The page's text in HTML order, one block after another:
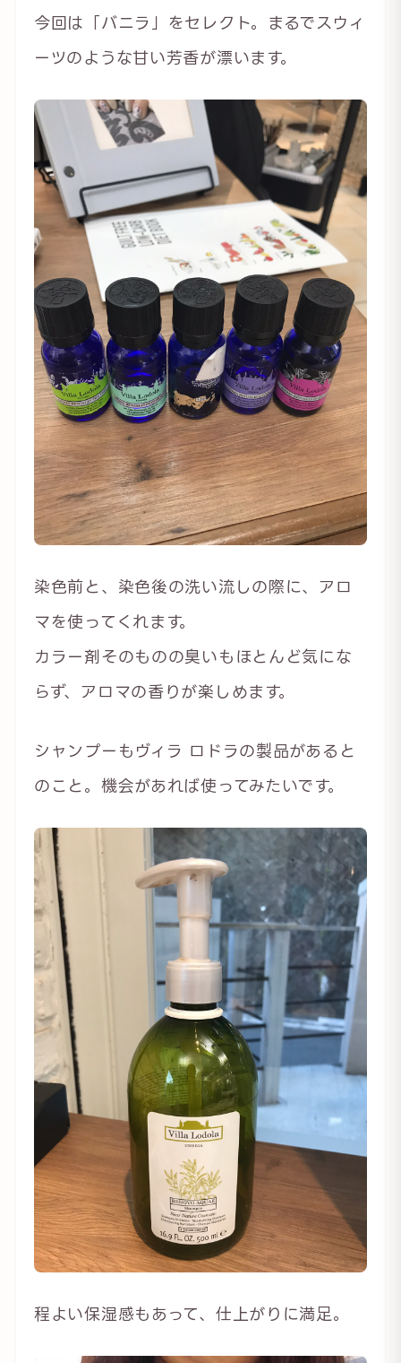
今回は「バニラ」をセレクト。まるでスウィ
ーツのような甘い芳香が漂います。
染色前と、染色後の洗い流しの際に、アロ
マを使ってくれます。
カラー剤そのものの臭いもほとんど気にな
らず、アロマの香りが楽しめます。
シャンプーもヴィラ ロドラの製品があると
のこと。機会があれば使ってみたいです。
程よい保湿感もあって、仕上がりに満足。